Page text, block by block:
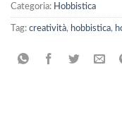
Categoria: Hobbistica
Tag: creatività, hobbistica,